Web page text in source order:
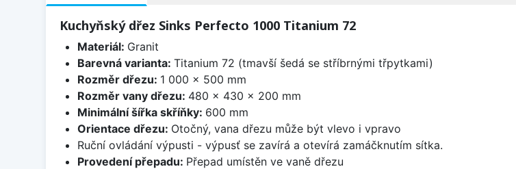
Kuchyňský dřez Sinks Perfecto 1000 Titanium 72
Materiál: Granit
Barevná varianta: Titanium 72 (tmavší šedá se stříbrnými třpytkami)
Rozměr dřezu: 1 000 x 500 mm
Rozměr vany dřezu: 480 x 430 x 200 mm
Minimální šířka skříňky: 600 mm
Orientace dřezu: Otočný, vana dřezu může být vlevo i vpravo
Ruční ovládání výpusti - výpusť se zavírá a otevírá zamáčknutím sítka.
Provedení přepadu: Přepad umístěn ve vaně dřezu